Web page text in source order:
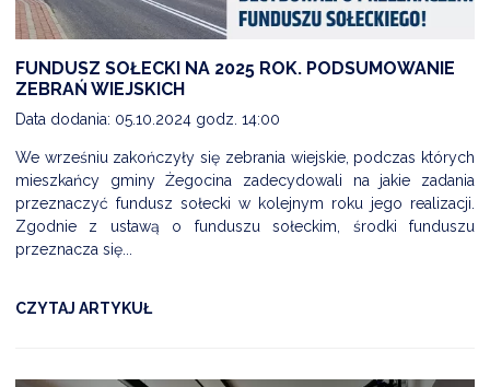
FUNDUSZ SOŁECKI NA 2025 ROK. PODSUMOWANIE
ZEBRAŃ WIEJSKICH
Data dodania: 05.10.2024 godz. 14:00
We wrześniu zakończyły się zebrania wiejskie, podczas których
mieszkańcy gminy Żegocina zadecydowali na jakie zadania
przeznaczyć fundusz sołecki w kolejnym roku jego realizacji.
Zgodnie z ustawą o funduszu sołeckim, środki funduszu
przeznacza się...
CZYTAJ ARTYKUŁ